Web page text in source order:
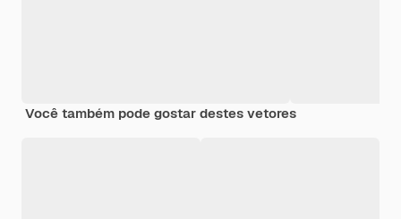
Você também pode gostar destes vetores